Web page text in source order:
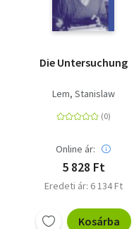
Die Untersuchung
Lem, Stanislaw
Online ár:
5 828 Ft
Eredeti ár: 6 134 Ft
Kosárba